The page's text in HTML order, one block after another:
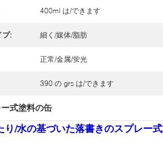
400ml は/できます
プ: 細く/媒体/脂肪
正常/金属/蛍光
390 の grs は/できます
式塗料の缶
/水の基づいた落書きのスプレー式